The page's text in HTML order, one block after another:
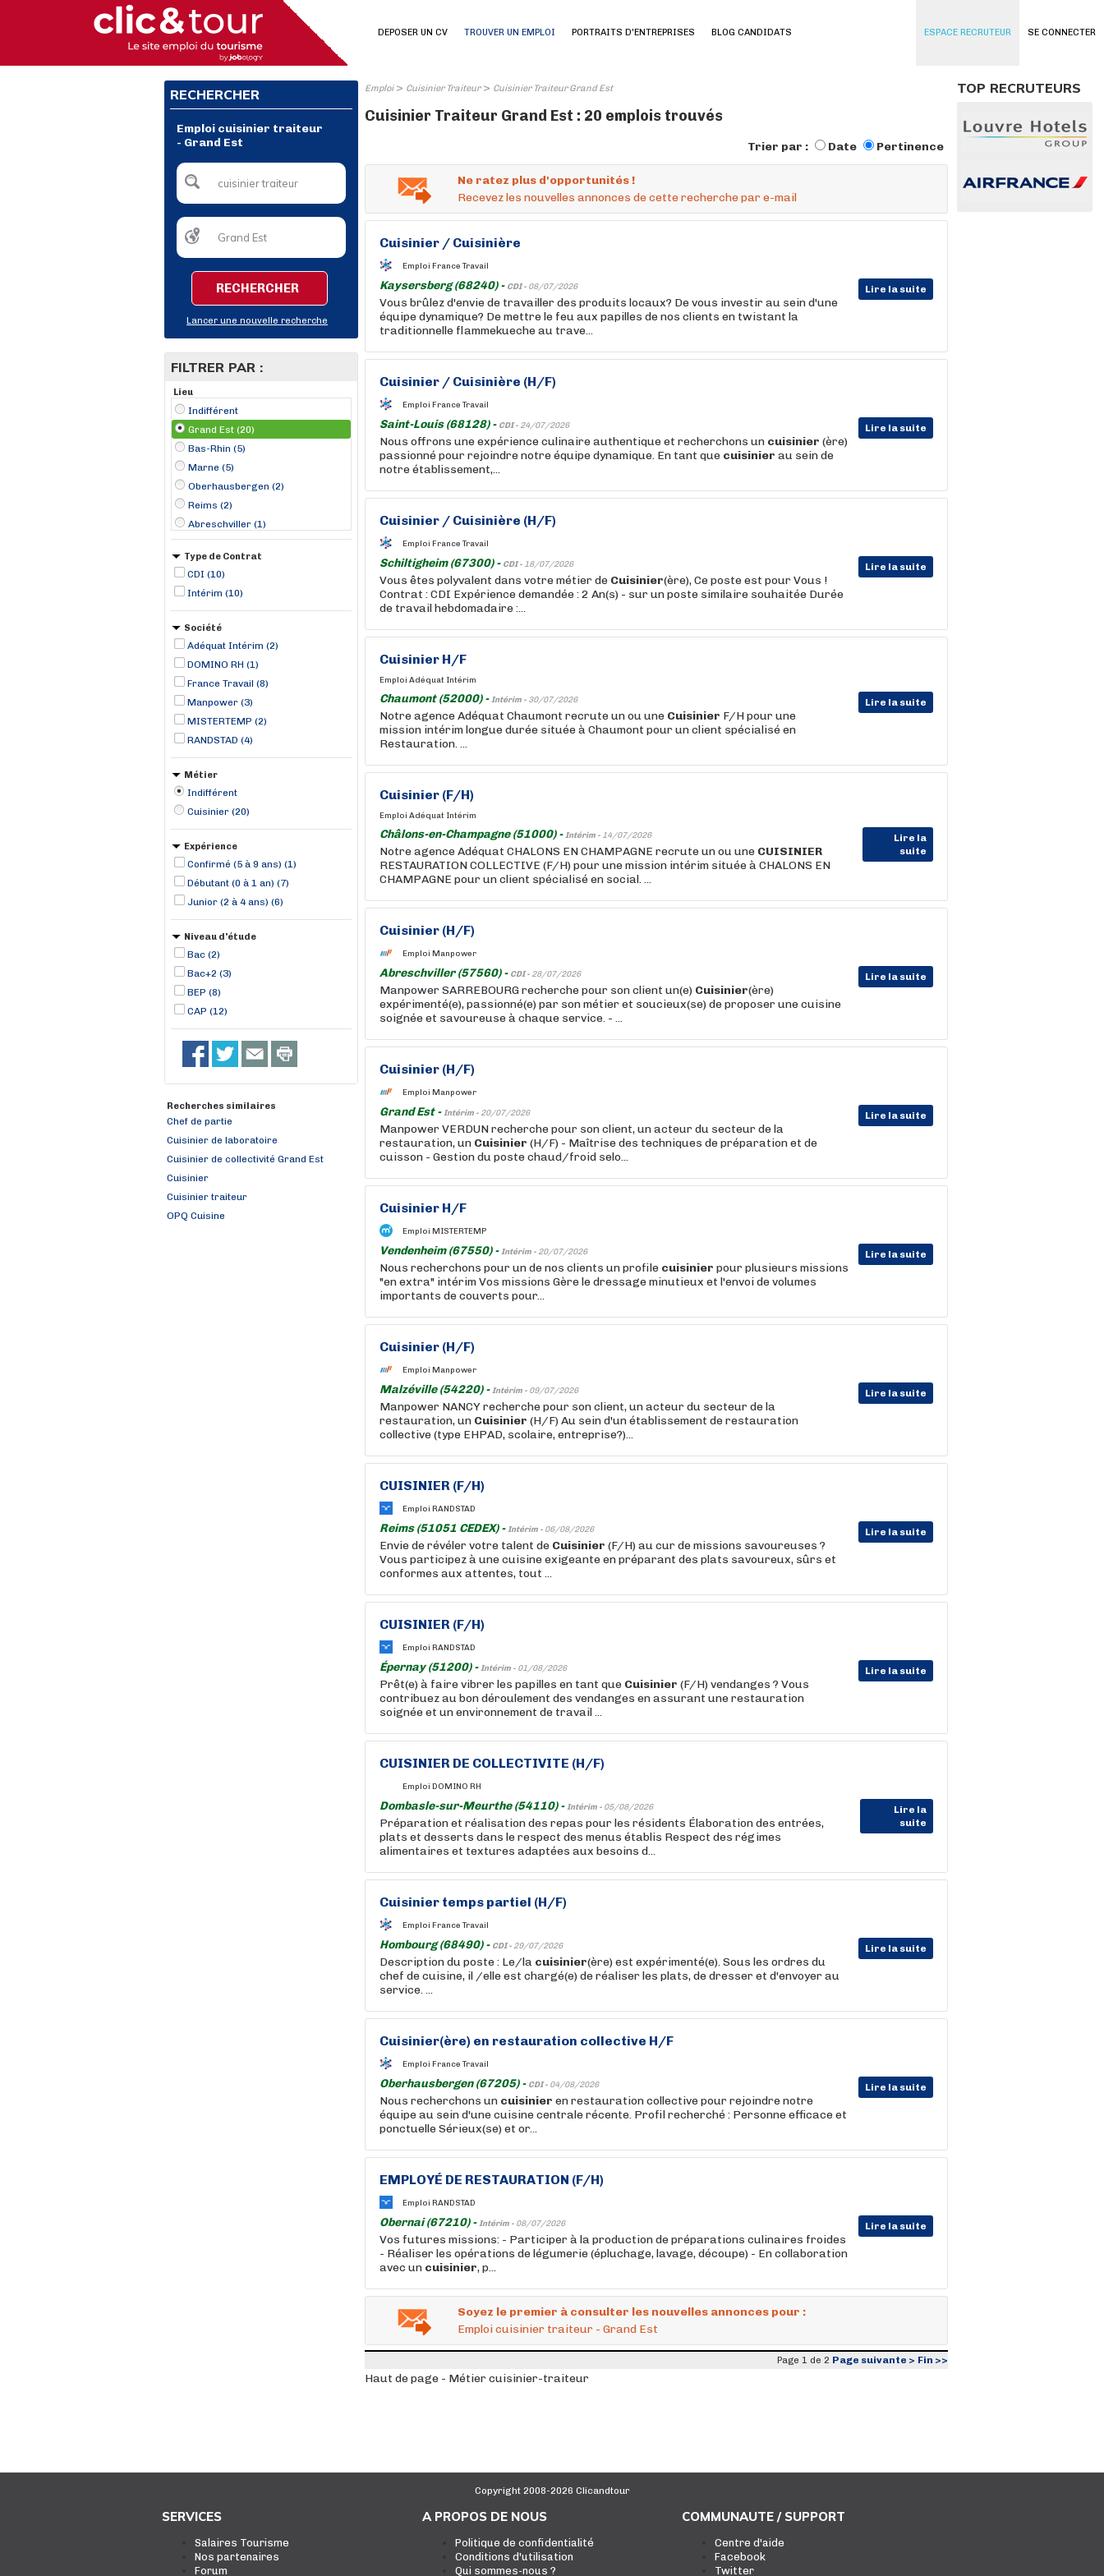
SE CONNECTER
DEPOSER UN CV TROUVER UN EMPLOI PORTRAITS D'ENTREPRISES BLOG CANDIDATS ESPACE RECRUTEUR
RECHERCHER
Emploi cuisinier traiteur
- Grand Est
RECHERCHER
Lancer une nouvelle recherche
FILTRER PAR :
Lieu
Indifférent
Grand Est (20)
Bas-Rhin (5)
Marne (5)
Oberhausbergen (2)
Reims (2)
Abreschviller (1)
Chaumont (1)
Châlons-en-Champagne (1)
Cormontreuil (1)
Dombasle-sur-Meurthe (1)
Type de Contrat
CDI (10)
Intérim (10)
Société
Adéquat Intérim (2)
DOMINO RH (1)
France Travail (8)
Manpower (3)
MISTERTEMP (2)
RANDSTAD (4)
Métier
Indifférent
Cuisinier (20)
Expérience
Confirmé (5 à 9 ans) (1)
Débutant (0 à 1 an) (7)
Junior (2 à 4 ans) (6)
Niveau d'étude
Bac (2)
Bac+2 (3)
BEP (8)
CAP (12)
Recherches similaires
Chef de partie
Cuisinier de laboratoire
Cuisinier de collectivité Grand Est
Cuisinier
Cuisinier traiteur
OPQ Cuisine
Emploi> Cuisinier Traiteur> Cuisinier Traiteur Grand Est
Cuisinier Traiteur Grand Est : 20 emplois trouvés
Trier par : Date Pertinence
Ne ratez plus d'opportunités !
Recevez les nouvelles annonces de cette recherche par e-mail
Cuisinier / Cuisinière
Emploi France Travail
Kaysersberg (68240) - CDI - 08/07/2026 Lire la suite
Vous brûlez d'envie de travailler des produits locaux? De vous investir au sein d'une
équipe dynamique? De mettre le feu aux papilles de nos clients en twistant la
traditionnelle flammekueche au trave...
Cuisinier / Cuisinière (H/F)
Emploi France Travail
Saint-Louis (68128) - CDI - 24/07/2026 Lire la suite
Nous offrons une expérience culinaire authentique et recherchons un cuisinier (ère)
passionné pour rejoindre notre équipe dynamique. En tant que cuisinier au sein de
notre établissement,...
Cuisinier / Cuisinière (H/F)
Emploi France Travail
Schiltigheim (67300) - CDI - 18/07/2026 Lire la suite
Vous êtes polyvalent dans votre métier de Cuisinier(ère), Ce poste est pour Vous !
Contrat : CDI Expérience demandée : 2 An(s) - sur un poste similaire souhaitée Durée
de travail hebdomadaire :...
Cuisinier H/F
Emploi Adéquat Intérim
Chaumont (52000) -Intérim - 30/07/2026 Lire la suite
Notre agence Adéquat Chaumont recrute un ou une Cuisinier F/H pour une
mission intérim longue durée située à Chaumont pour un client spécialisé en
Restauration. ...
Cuisinier (F/H)
Emploi Adéquat Intérim
Châlons-en-Champagne (51000) -Intérim - 14/07/2026
Lire la
suite
Notre agence Adéquat CHALONS EN CHAMPAGNE recrute un ou une CUISINIER
RESTAURATION COLLECTIVE (F/H) pour une mission intérim située à CHALONS EN
CHAMPAGNE pour un client spécialisé en social. ...
Cuisinier (H/F)
Emploi Manpower
Abreschviller (57560) - CDI - 28/07/2026 Lire la suite
Manpower SARREBOURG recherche pour son client un(e) Cuisinier(ère)
expérimenté(e), passionné(e) par son métier et soucieux(se) de proposer une cuisine
soignée et savoureuse à chaque service. - ...
Cuisinier (H/F)
Emploi Manpower
Grand Est -Intérim - 20/07/2026 Lire la suite
Manpower VERDUN recherche pour son client, un acteur du secteur de la
restauration, un Cuisinier (H/F) - Maîtrise des techniques de préparation et de
cuisson - Gestion du poste chaud/froid selo...
Cuisinier H/F
Emploi MISTERTEMP
Vendenheim (67550) -Intérim - 20/07/2026 Lire la suite
Nous recherchons pour un de nos clients un profile cuisinier pour plusieurs missions
"en extra" intérim Vos missions Gère le dressage minutieux et l'envoi de volumes
importants de couverts pour...
Cuisinier (H/F)
Emploi Manpower
Malzéville (54220) -Intérim - 09/07/2026 Lire la suite
Manpower NANCY recherche pour son client, un acteur du secteur de la
restauration, un Cuisinier (H/F) Au sein d'un établissement de restauration
collective (type EHPAD, scolaire, entreprise?)...
CUISINIER (F/H)
Emploi RANDSTAD
Reims (51051 CEDEX) -Intérim - 06/08/2026 Lire la suite
Envie de révéler votre talent de Cuisinier (F/H) au cur de missions savoureuses ?
Vous participez à une cuisine exigeante en préparant des plats savoureux, sûrs et
conformes aux attentes, tout ...
CUISINIER (F/H)
Emploi RANDSTAD
Épernay (51200) -Intérim - 01/08/2026 Lire la suite
Prêt(e) à faire vibrer les papilles en tant que Cuisinier (F/H) vendanges ? Vous
contribuez au bon déroulement des vendanges en assurant une restauration
soignée et un environnement de travail ...
CUISINIER DE COLLECTIVITE (H/F)
Emploi DOMINO RH
Dombasle-sur-Meurthe (54110) -Intérim - 05/08/2026
Lire la
suite
Préparation et réalisation des repas pour les résidents Élaboration des entrées,
plats et desserts dans le respect des menus établis Respect des régimes
alimentaires et textures adaptées aux besoins d...
Cuisinier temps partiel (H/F)
Emploi France Travail
Hombourg (68490) - CDI - 29/07/2026 Lire la suite
Description du poste : Le/la cuisinier(ère) est expérimenté(e). Sous les ordres du
chef de cuisine, il /elle est chargé(e) de réaliser les plats, de dresser et d'envoyer au
service. ...
Cuisinier(ère) en restauration collective H/F
Emploi France Travail
Oberhausbergen (67205) - CDI - 04/08/2026 Lire la suite
Nous recherchons un cuisinier en restauration collective pour rejoindre notre
équipe au sein d'une cuisine centrale récente. Profil recherché : Personne efficace et
ponctuelle Sérieux(se) et or...
EMPLOYÉ DE RESTAURATION (F/H)
Emploi RANDSTAD
Obernai (67210) -Intérim - 08/07/2026 Lire la suite
Vos futures missions: - Participer à la production de préparations culinaires froides
- Réaliser les opérations de légumerie (épluchage, lavage, découpe) - En collaboration
avec un cuisinier, p...
Soyez le premier à consulter les nouvelles annonces pour :
Emploi cuisinier traiteur - Grand Est
Page 1 de 2 Page suivante > Fin >>
Haut de page - Métier cuisinier-traiteur
TOP RECRUTEURS
Copyright 2008-2026 Clicandtour
SERVICES
Salaires Tourisme
Nos partenaires
Forum
A PROPOS DE NOUS
Politique de confidentialité
Conditions d'utilisation
Qui sommes-nous ?
COMMUNAUTE / SUPPORT
Centre d'aide
Facebook
Twitter